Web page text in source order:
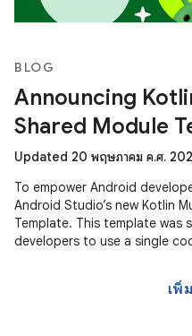
BLOG
Announcing
Shared Module
Updated 20 พฤษภาคม ค.ศ.
To empower Android
Android Studio’s new Kotlin
Template. This template was
developers to use a single
เพิ่